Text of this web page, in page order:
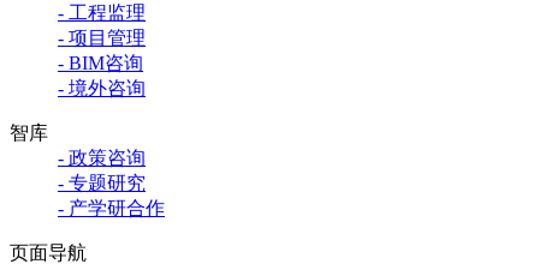
- 工程监理
- 项目管理
- BIM咨询
- 境外咨询
智库
- 政策咨询
- 专题研究
- 产学研合作
页面导航